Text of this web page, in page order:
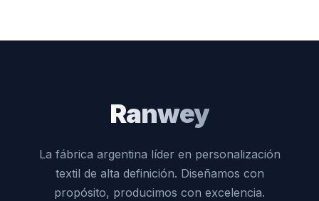
Ranwey
La fábrica argentina líder en personalización
textil de alta definición. Diseñamos con
propósito, producimos con excelencia.